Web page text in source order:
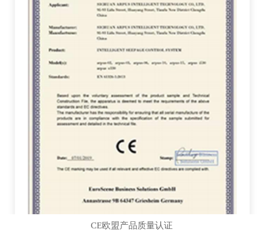
CE欧盟产品质量认证